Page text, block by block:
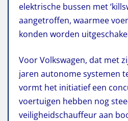
elektrische bussen met
aangetroffen, waarmee
konden worden
Voor Volkswagen, dat met
jaren autonome systemen
vormt het initiatief een
voertuigen hebben nog
veiligheidschauffeur aan